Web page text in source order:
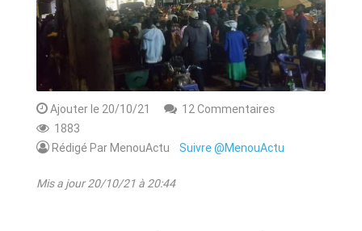
BREAKING-NEWS
CAMEROUN
PLUS
Ajouter le 20/10/21
12 Commentaires
1883
Rédigé Par MenouActu Suivre @MenouActu
Mis a jour 20/10/21 à 20:44